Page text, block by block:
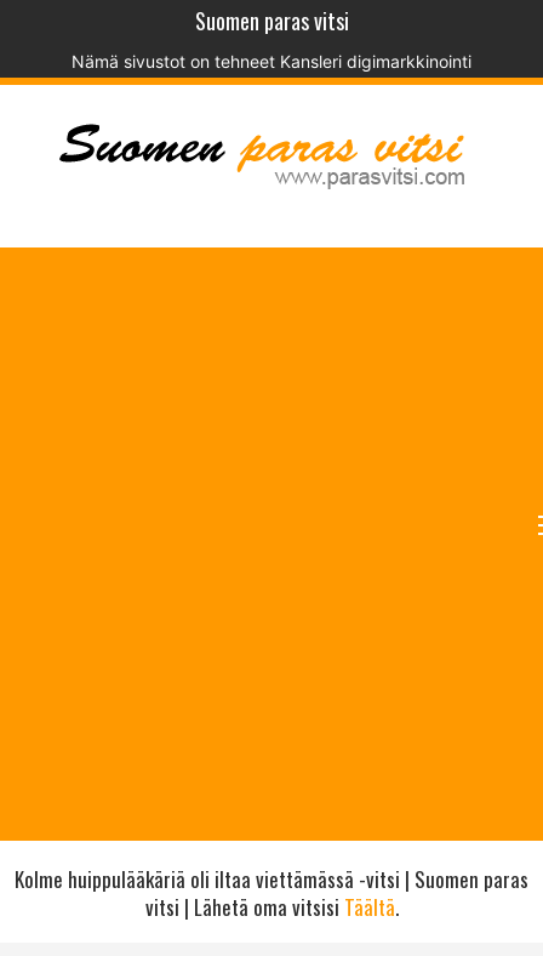
Suomen paras vitsi
Nämä sivustot on tehneet Kansleri digimarkkinointi
Kolme huippulääkäriä oli iltaa viettämässä -vitsi | Suomen paras
vitsi | Lähetä oma vitsisi Täältä.